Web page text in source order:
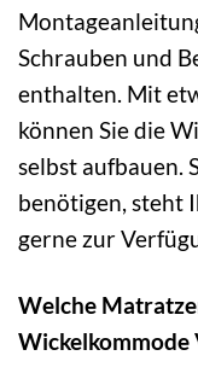
Schrauben und
enthalten. Mit
können Sie die
selbst aufbauen.
benötigen, steht
gerne zur
Welche
Wickelkommode